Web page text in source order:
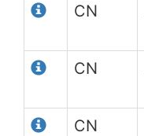
CN
CN
CN